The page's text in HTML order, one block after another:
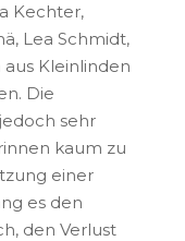
Kechter,
Lea Schmidt,
Kleinlinden
Die
sehr
kaum zu
einer
es den
den Verlust